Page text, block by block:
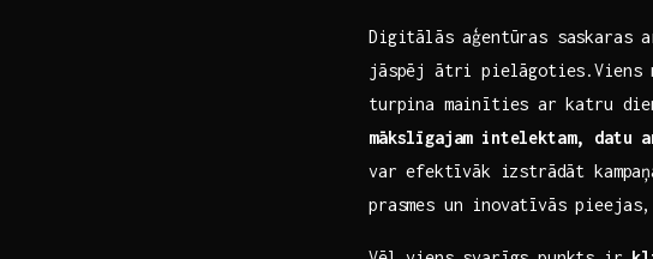
Digitālās aģentūras saskaras
jāspēj ātri pielāgoties.Viens
turpina mainīties ar⁢ katru
mākslīgajam intelektam,
⁤var efektīvāk izstrādāt
prasmes un inovatīvās